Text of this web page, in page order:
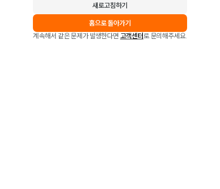
새로고침하기
홈으로 돌아가기
계속해서 같은 문제가 발생한다면 고객센터로 문의해주세요.